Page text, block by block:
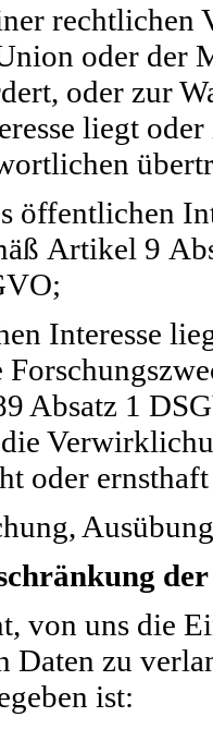
rechtlichen
oder der
oder zur
liegt
öffentlichen
Artikel 9
Interesse
Absatz 1
oder
von uns die
Daten zu
ist: